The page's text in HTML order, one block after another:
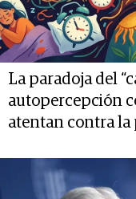
La paradoja del
autopercepción
atentan contra